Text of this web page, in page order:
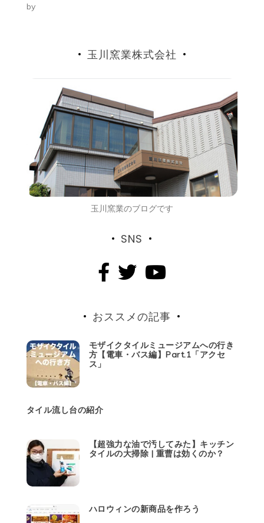
シ
by
玉川窯業株式会社
玉川窯業のブログです
SNS
おススメの記事
モザイクタイルミュージアムへの行き
方【電車・バス編】Part.1「アクセ
ス」
タイル流し台の紹介
【超強力な油で汚してみた】キッチン
タイルの大掃除 | 重曹は効くのか？
ハロウィンの新商品を作ろう